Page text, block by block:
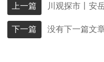
上一篇
下一篇 没有下一篇文